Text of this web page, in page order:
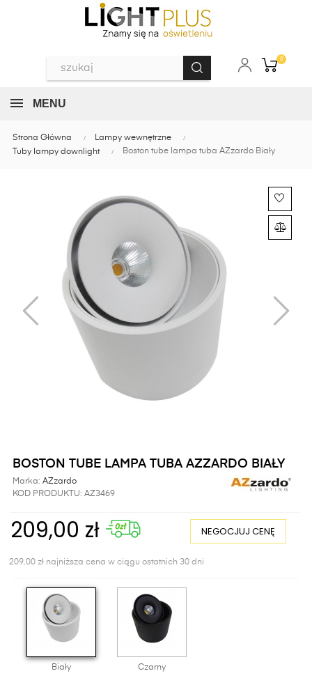
0
MENU
Strona Główna
Lampy wewnętrzne
Tuby lampy downlight
Boston tube lampa tuba AZzardo Biały
BOSTON TUBE LAMPA TUBA AZZARDO BIAŁY
Marka: AZzardo
KOD PRODUKTU: AZ3469
209,00 zł NEGOCJUJ CENĘ
209,00 zł najniższa cena w ciągu ostatnich 30 dni
Biały Czarny